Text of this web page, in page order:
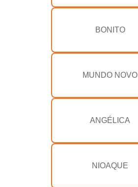
BONITO
MUNDO NOVO
ANGÉLICA
NIOAQUE